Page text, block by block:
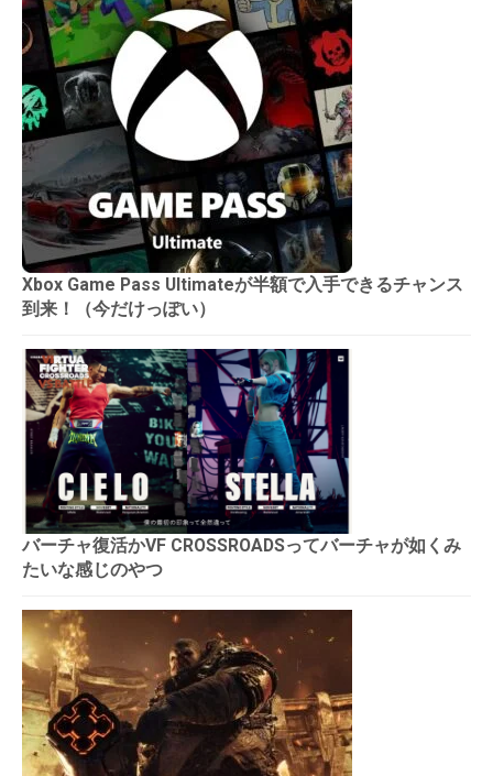
Xbox Game Pass Ultimateが半額で入手できるチャンス
到来！（今だけっぽい）
バーチャ復活かVF CROSSROADSってバーチャが如くみ
たいな感じのやつ